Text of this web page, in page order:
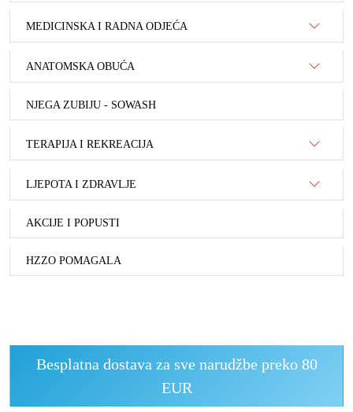
MEDICINSKA I RADNA ODJEĆA
ANATOMSKA OBUĆA
NJEGA ZUBIJU - SOWASH
TERAPIJA I REKREACIJA
LJEPOTA I ZDRAVLJE
AKCIJE I POPUSTI
HZZO POMAGALA
Besplatna dostava za sve narudžbe preko 80
EUR